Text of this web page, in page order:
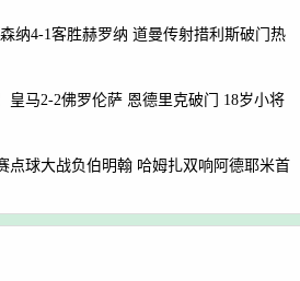
纳4-1客胜赫罗纳 道曼传射措利斯破门热
皇马2-2佛罗伦萨 恩德里克破门 18岁小将
点球大战负伯明翰 哈姆扎双响阿德耶米首